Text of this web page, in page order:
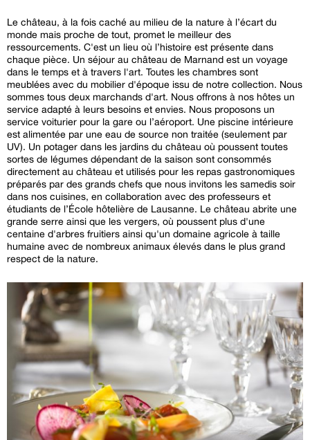
Le château, à la fois caché au milieu de la nature à l’écart du
monde mais proche de tout, promet le meilleur des
ressourcements. C'est un lieu où l’histoire est présente dans
chaque pièce. Un séjour au château de Marnand est un voyage
dans le temps et à travers l'art. Toutes les chambres sont
meublées avec du mobilier d'époque issu de notre collection. Nous
sommes tous deux marchands d'art. Nous offrons à nos hôtes un
service adapté à leurs besoins et envies. Nous proposons un
service voiturier pour la gare ou l’aéroport. Une piscine intérieure
est alimentée par une eau de source non traitée (seulement par
UV). Un potager dans les jardins du château où poussent toutes
sortes de légumes dépendant de la saison sont consommés
directement au château et utilisés pour les repas gastronomiques
préparés par des grands chefs que nous invitons les samedis soir
dans nos cuisines, en collaboration avec des professeurs et
étudiants de l’École hôtelière de Lausanne. Le château abrite une
grande serre ainsi que les vergers, où poussent plus d'une
centaine d'arbres fruitiers ainsi qu'un domaine agricole à taille
humaine avec de nombreux animaux élevés dans le plus grand
respect de la nature.